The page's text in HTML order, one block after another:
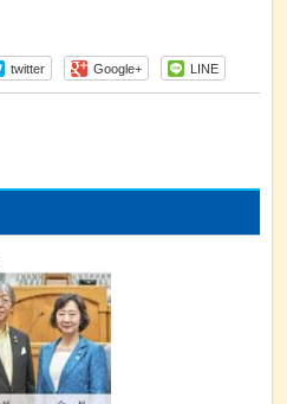
twitter Google+ LINE